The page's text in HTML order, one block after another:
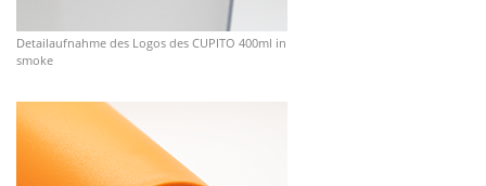
Detailaufnahme des Logos des CUPITO 400ml in
smoke